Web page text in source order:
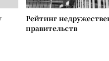
Рейтинг
правительств